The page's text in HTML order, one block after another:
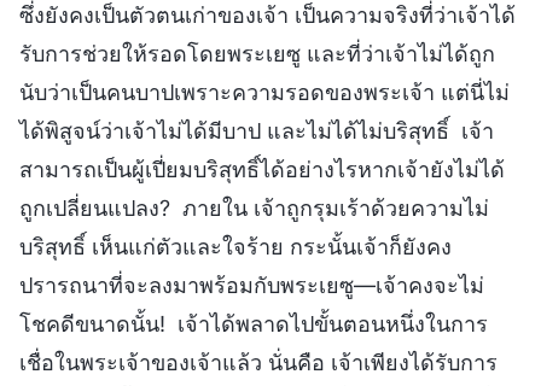
ซึ่งยังคงเป็นตัวตนเก่าของเจ้า เป็นความจริงที่ว่าเจ้าได้
รับการช่วยให้รอดโดยพระเยซู และที่ว่าเจ้าไม่ได้ถูก
นับว่าเป็นคนบาปเพราะความรอดของพระเจ้า แต่นี่ไม่
ได้พิสูจน์ว่าเจ้าไม่ได้มีบาป และไม่ได้ไม่บริสุทธิ์ เจ้า
สามารถเป็นผู้เปี่ยมบริสุทธิ์ได้อย่างไรหากเจ้ายังไม่ได้
ถูกเปลี่ยนแปลง? ภายใน เจ้าถูกรุมเร้าด้วยความไม่
บริสุทธิ์ เห็นแก่ตัวและใจร้าย กระนั้นเจ้าก็ยังคง
ปรารถนาที่จะลงมาพร้อมกับพระเยซู—เจ้าคงจะไม่
โชคดีขนาดนั้น! เจ้าได้พลาดไปขั้นตอนหนึ่งในการ
เชื่อในพระเจ้าของเจ้าแล้ว นั่นคือ เจ้าเพียงได้รับการ